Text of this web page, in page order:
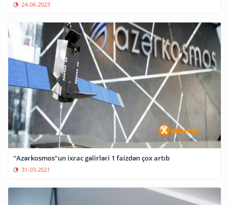
24-06-2023
"Azərkosmos"un ixrac gəlirləri 1 faizdən çox artıb
31-03-2021